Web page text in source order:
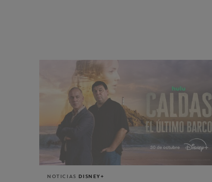
NOTICIAS DISNEY+